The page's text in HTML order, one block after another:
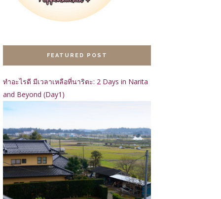
FEATURED POST
ทำอะไรดี มีเวลาเหลือที่นาริตะ: 2 Days in Narita
and Beyond (Day1)